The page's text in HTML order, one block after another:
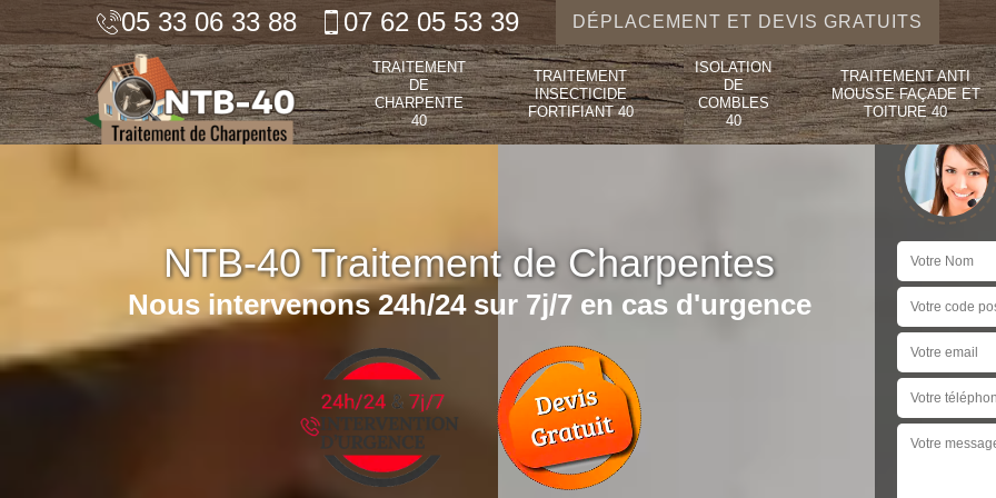
05 33 06 33 88 07 62 05 53 39 DÉPLACEMENT ET DEVIS GRATUITS
TRAITEMENT
DE
CHARPENTE
40
TRAITEMENT
INSECTICIDE
FORTIFIANT 40
ISOLATION
DE
COMBLES
40
TRAITEMENT ANTI
MOUSSE FAÇADE ET
TOITURE 40
NTB-40 Traitement de Charpentes
Nous intervenons 24h/24 sur 7j/7 en cas d'urgence